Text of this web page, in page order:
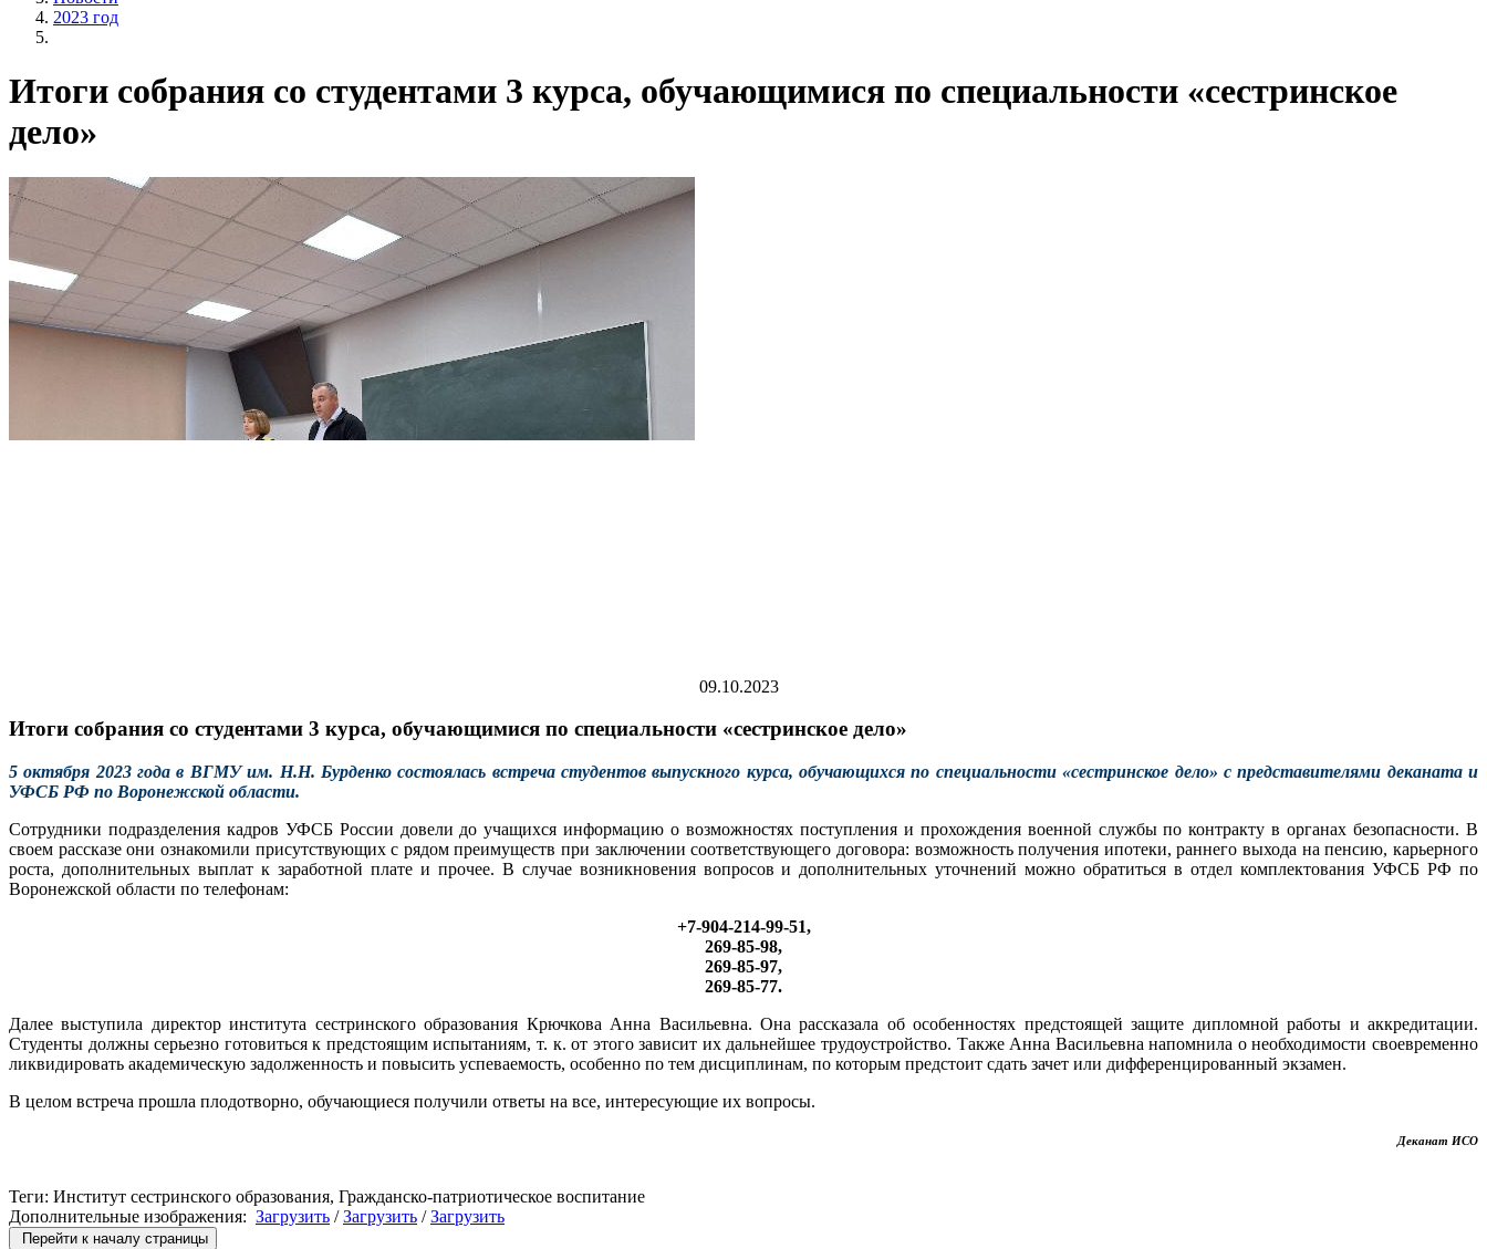
2023 год
Итоги собрания со студентами 3 курса, обучающимися по специальности «сестринское
дело»
09.10.2023
Итоги собрания со студентами 3 курса, обучающимися по специальности «сестринское дело»
5 октября 2023 года в ВГМУ им. Н.Н. Бурденко состоялась встреча студентов выпускного курса, обучающихся по специальности «сестринское дело» с представителями деканата и
УФСБ РФ по Воронежской области.
Сотрудники подразделения кадров УФСБ России довели до учащихся информацию о возможностях поступления и прохождения военной службы по контракту в органах безопасности. В
своем рассказе они ознакомили присутствующих с рядом преимуществ при заключении соответствующего договора: возможность получения ипотеки, раннего выхода на пенсию, карьерного
роста, дополнительных выплат к заработной плате и прочее. В случае возникновения вопросов и дополнительных уточнений можно обратиться в отдел комплектования УФСБ РФ по
Воронежской области по телефонам:
+7-904-214-99-51,
269-85-98,
269-85-97,
269-85-77.
Далее выступила директор института сестринского образования Крючкова Анна Васильевна. Она рассказала об особенностях предстоящей защите дипломной работы и аккредитации.
Студенты должны серьезно готовиться к предстоящим испытаниям, т. к. от этого зависит их дальнейшее трудоустройство. Также Анна Васильевна напомнила о необходимости своевременно
ликвидировать академическую задолженность и повысить успеваемость, особенно по тем дисциплинам, по которым предстоит сдать зачет или дифференцированный экзамен.
В целом встреча прошла плодотворно, обучающиеся получили ответы на все, интересующие их вопросы.
Деканат ИСО
Теги: Институт сестринского образования, Гражданско-патриотическое воспитание
Дополнительные изображения: Загрузить /Загрузить /Загрузить
Перейти к началу страницы